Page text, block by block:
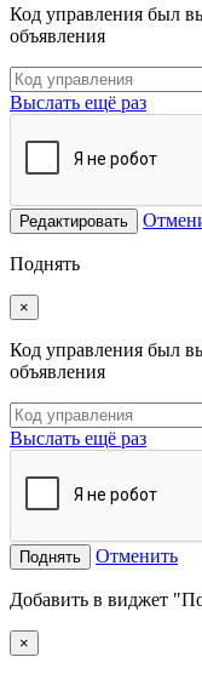
Код управления был
объявления
Выслать ещё раз
Редактировать
Поднять
×
Код управления был
объявления
Выслать ещё раз
Поднять Отменить
Добавить в виджет
×